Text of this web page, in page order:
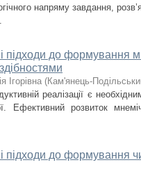
напряму завдання,
підходи до формування
Ігорівна (Кам'янець-
реалізації є
Ефективний розвиток
підходи до формування